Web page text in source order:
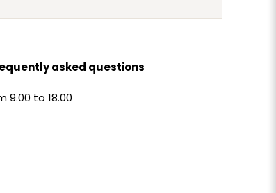
asked questions
9.00 to 18.00